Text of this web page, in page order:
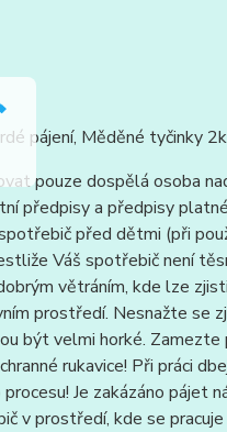
pájení, Měděné tyčinky
pouze dospělá osoba
předpisy a předpisy
před dětmi (při
Váš spotřebič není
větráním, kde lze
prostředí. Nesnažte se
být velmi horké.
rukavice! Při práci
Je zakázáno pájet
v prostředí, kde se